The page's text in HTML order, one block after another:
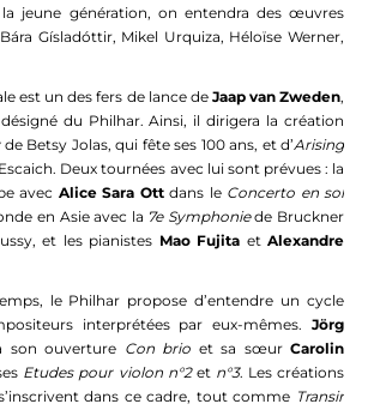
jeune génération, on entendra des œuvres
Gísladóttir, Mikel Urquiza, Héloïse Werner,
est un des fers de lance de Jaap van Zweden,
du Philhar. Ainsi, il dirigera la création
de Betsy Jolas, qui fête ses 100 ans, et d’Arising
Deux tournées avec lui sont prévues : la
avec Alice Sara Ottdans leConcerto en sol
en Asie avec la 7e Symphoniede Bruckner
et les pianistes Mao Fujita etAlexandre
le Philhar propose d’entendre un cycle
interprétées par eux-mêmes. Jörg
son ouverture Con brio et sa sœurCarolin
Etudes pour violon n°2et n°3. Les créations
dans ce cadre, tout comme Transir